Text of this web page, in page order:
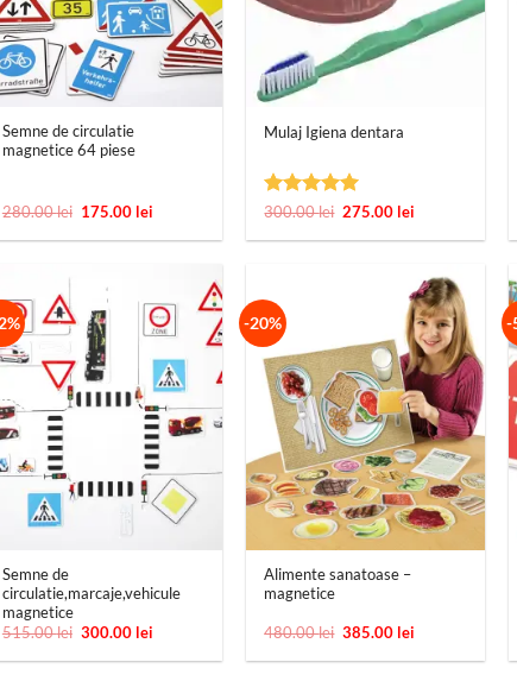
+
Semne de circulatie
magnetice 64 piese
280.00lei Prețul
a
175.00 leiPrețul
este:
+
Mulaj Igiena dentara
Evaluat la
300.00lei Prețul
a
275.00 lei
este:
Semne de
circulatie,marcaje,vehicule
magnetice
515.00lei Prețul
a
300.00 leiPrețul
este:
-20%
Alimente sanatoase –
magnetice
480.00lei Prețul
a
385.00 lei
este:
-